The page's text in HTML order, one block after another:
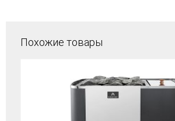
Похожие товары